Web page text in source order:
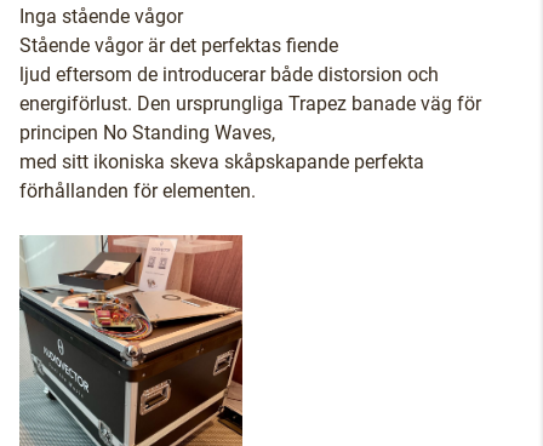
Inga stående vågor
Stående vågor är det perfektas fiende
ljud eftersom de introducerar både distorsion och
energiförlust. Den ursprungliga Trapez banade väg för
principen No Standing Waves,
med sitt ikoniska skeva skåpskapande perfekta
förhållanden för elementen.